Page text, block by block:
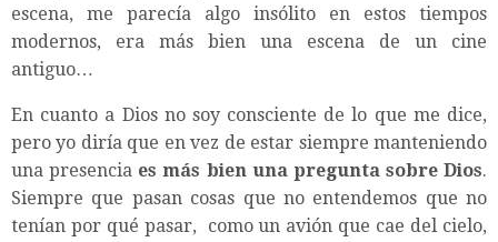
escena, me parecía algo insólito en estos tiempos
modernos, era más bien una escena de un cine
antiguo…
En cuanto a Dios no soy consciente de lo que me dice,
pero yo diría que en vez de estar siempre manteniendo
una presencia es más bien una pregunta sobre Dios.
Siempre que pasan cosas que no entendemos que no
tenían por qué pasar, como un avión que cae del cielo,